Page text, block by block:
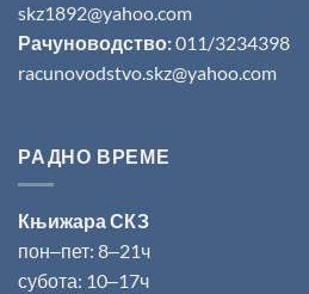
skz1892@yahoo.com
Рачуноводство:011/3234398
racunovodstvo.skz@yahoo.com
РАДНО ВРЕМЕ
Књижара СКЗ
пон‒пет: 8‒21ч
субота: 10‒17ч